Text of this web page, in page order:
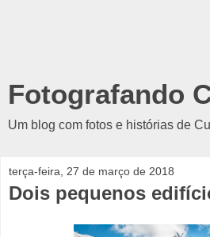
Fotografando
Um blog com fotos e histórias de
terça-feira, 27 de março de 2018
Dois pequenos